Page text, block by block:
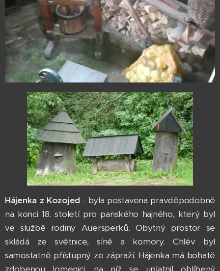
Hájenka z Kozojed - byla postavena pravděpodobně
na konci 18. století pro panského hajného, který byl
ve službě rodiny Auersperků. Obytný prostor se
skládá ze světnice, síně a komory. Chlév byl
samostatně přístupný ze zápraží. Hájenka má bohatě